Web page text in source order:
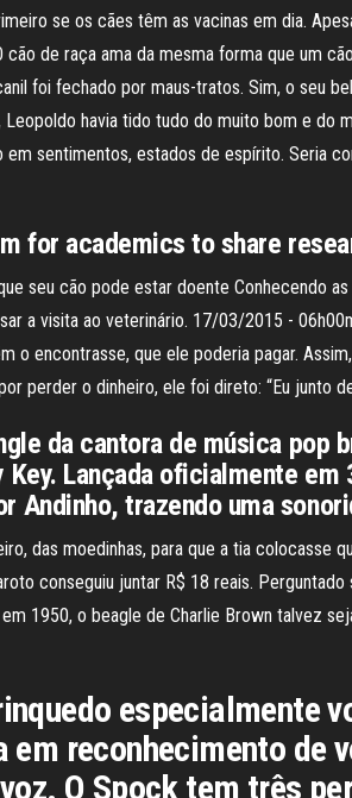
se os cães têm as vacinas em dia.
de raça ama da mesma forma que um
foi fechado por maus-tratos. Sim, o seu
havia tido tudo do muito bom e do
sentimentos, estados de espírito. Seria
for academics to share
seu cão pode estar doente Conhecendo
a visita ao veterinário. 17/03/2015 -
o encontrasse, que ele poderia pagar.
perder o dinheiro, ele foi direto: “Eu junto
da cantora de música
Lançada oficialmente
Andinho, trazendo uma
das moedinhas, para que a tia colocasse
conseguiu juntar R$ 18 reais.
1950, o beagle de Charlie Brown talvez
especialmente
reconhecimento de
O Spock tem três